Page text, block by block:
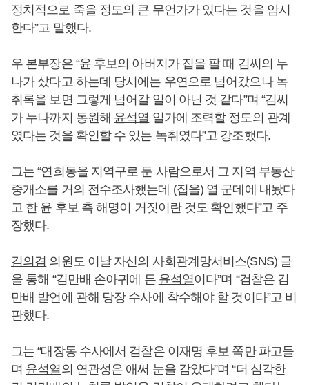
정치적으로 죽을 정도의 큰 무언가가 있다는 것을 암시
한다”고 말했다.
우 본부장은 “윤 후보의 아버지가 집을 팔 때 김씨의 누
나가 샀다고 하는데 당시에는 우연으로 넘어갔으나 녹
취록을 보면 그렇게 넘어갈 일이 아닌 것 같다”며 “김씨
가 누나까지 동원해 윤석열 일가에 조력할 정도의 관계
였다는 것을 확인할 수 있는 녹취였다”고 강조했다.
그는 “연희동을 지역구로 둔 사람으로서 그 지역 부동산
중개소를 거의 전수조사했는데 (집을) 열 군데에 내놨다
고 한 윤 후보 측 해명이 거짓이란 것도 확인했다”고 주
장했다.
김의겸 의원도 이날 자신의 사회관계망서비스(SNS) 글
을 통해 “김만배 손아귀에 든 윤석열이다”며 “검찰은 김
만배 발언에 관해 당장 수사에 착수해야 할 것이다”고 비
판했다.
그는 “대장동 수사에서 검찰은 이재명 후보 쪽만 파고들
며 윤석열 의 연관성은 애써 눈을 감았다”며 “더 심각한